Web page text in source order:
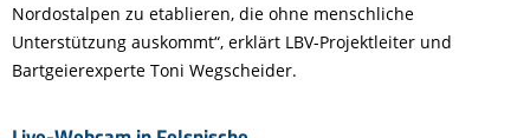
Nordostalpen zu etablieren, die ohne menschliche
Unterstützung auskommt“, erklärt LBV-Projektleiter und
Bartgeierexperte Toni Wegscheider.